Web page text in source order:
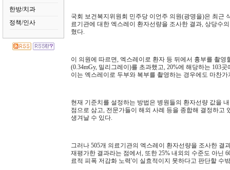
한방/치과
정책/인사
국회 보건복지위원회 민주당 이언주 의원(광명을)은 최근
료기관에 대한 엑스레이 환자선량을 조사한 결과, 상당수
혔다.
이 의원에 따르면, 엑스레이로 환자 등 뒤에서 흉부를 촬영
(0.34mGy, 밀리그레이)를 초과했고, 20%에 해당하는 103
이는 엑스레이로 두부와 복부를 촬영하는 경우에도 마찬가
현재 기준치를 설정하는 방법은 병원들의 환자선량 값을
점으로 삼고, 전문가들이 해외 사례 등을 종합해 결정하고
생겨날 수 있다.
그러나 505개 의료기관의 엑스레이 환자선량을 조사한 결
재평가한 결과라는 점에서, 또한 25% 내외의 수준도 아닌
료적 피폭 저감화 노력'이 실효적이지 못하다고 판단할 수